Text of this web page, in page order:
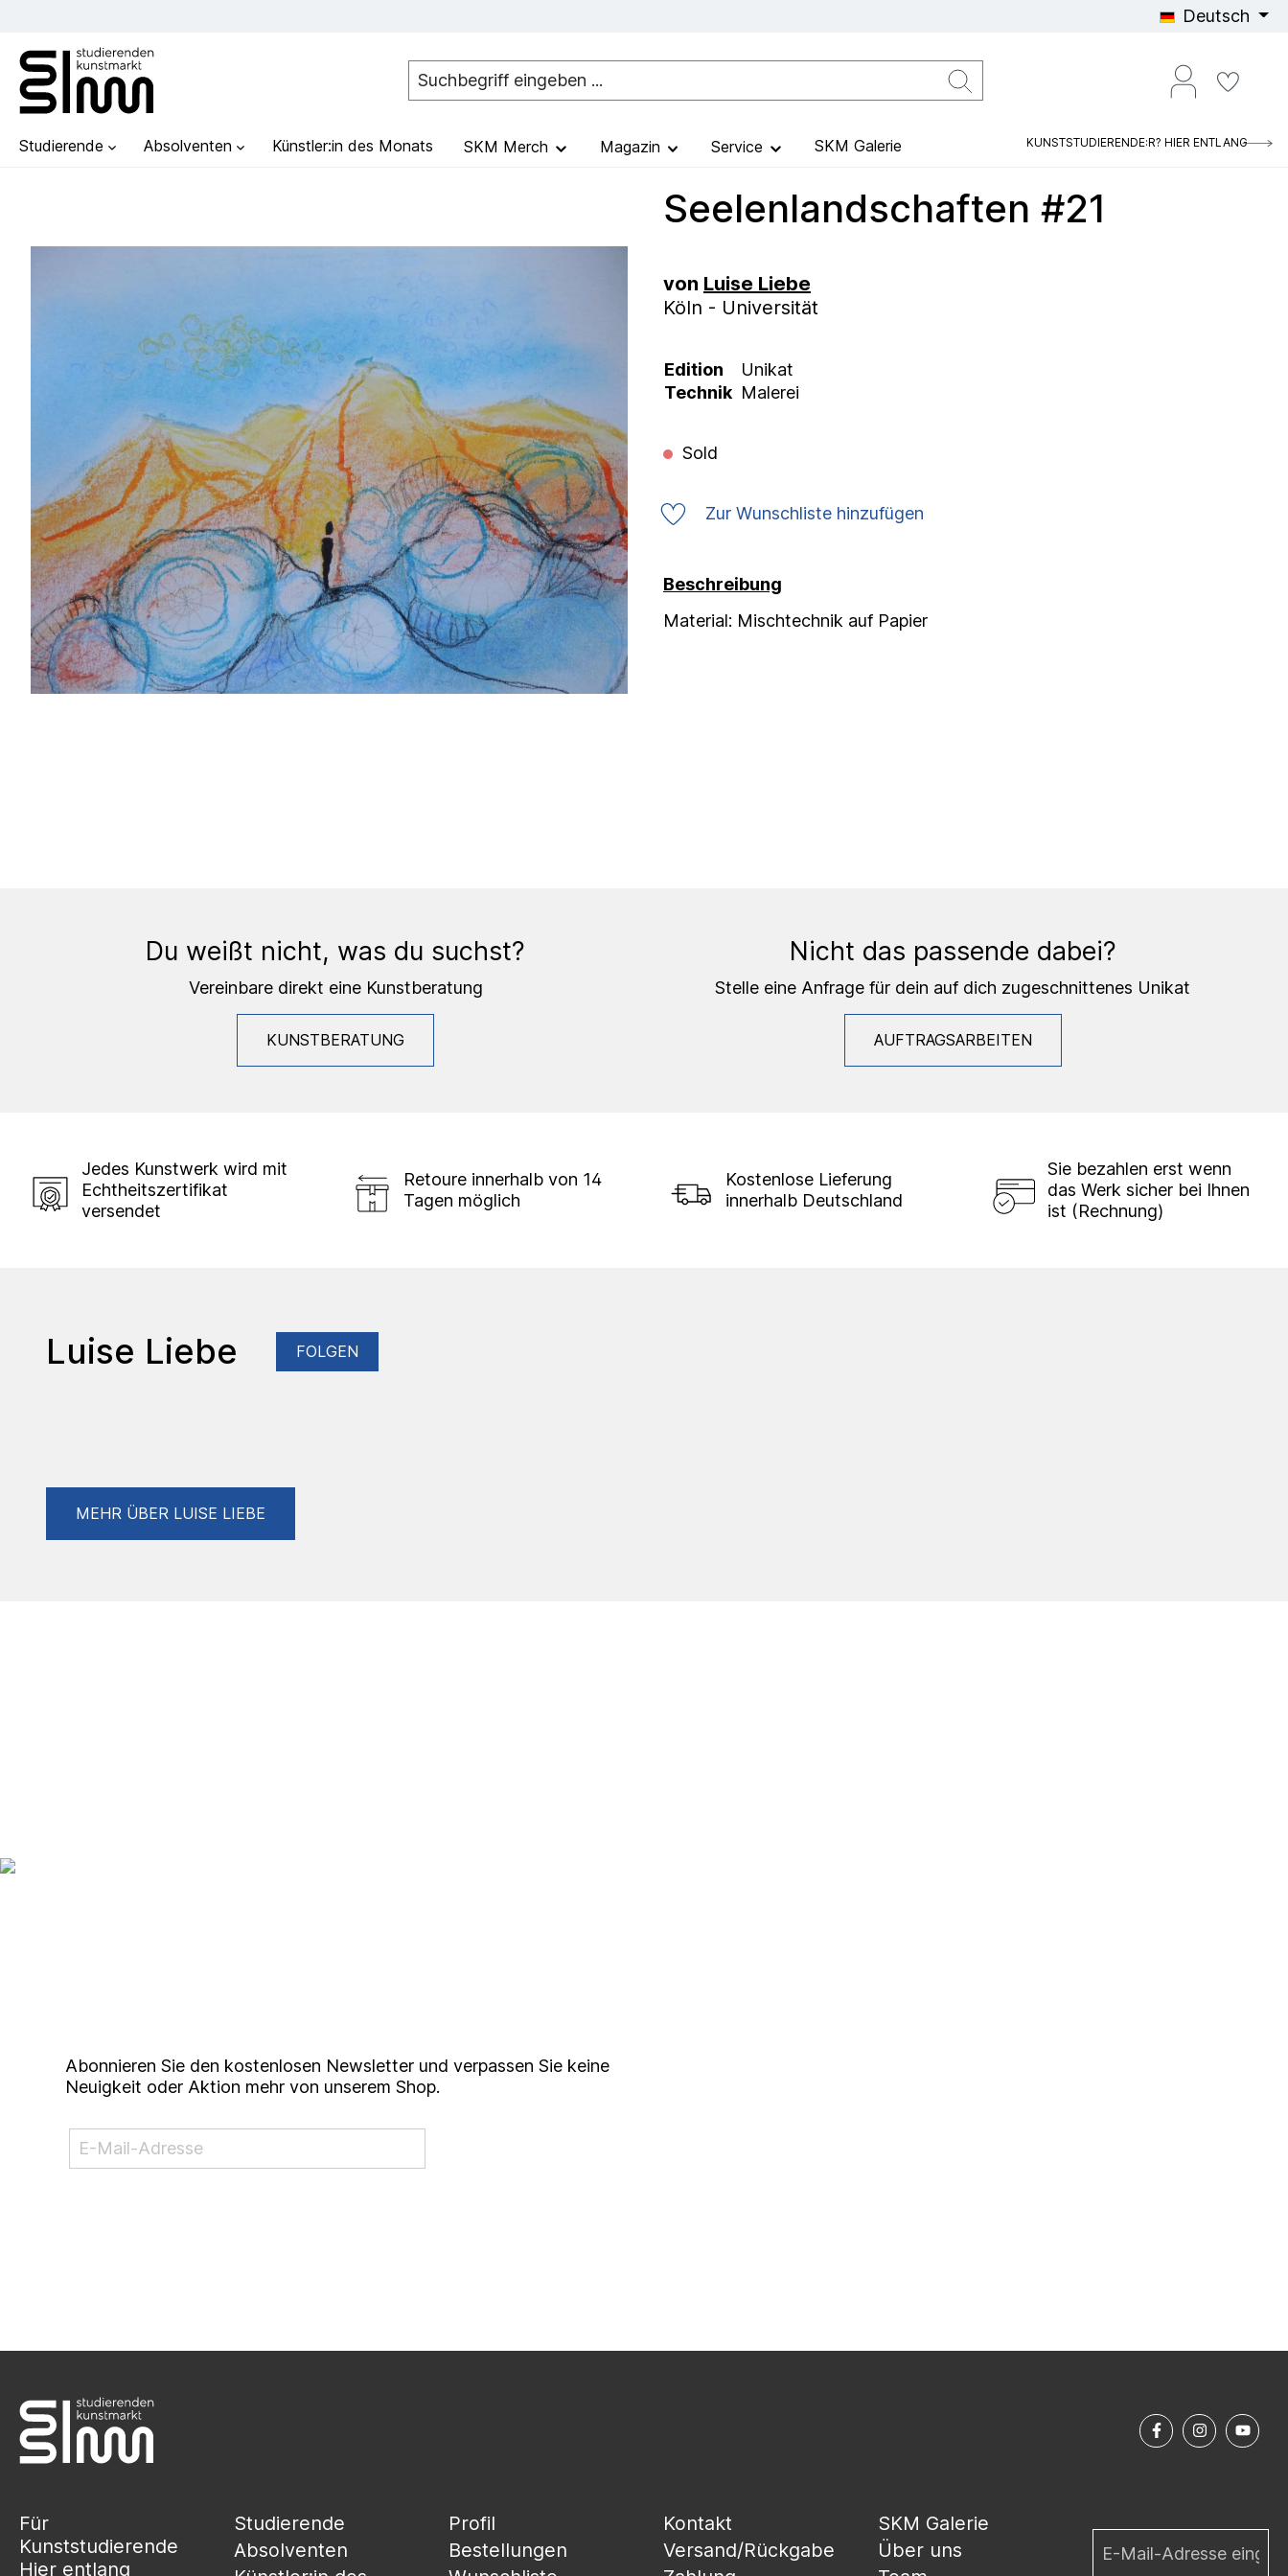
Deutsch
Studierende Absolventen Künstler:in des Monats SKM Merch Magazin Service SKM Galerie KUNSTSTUDIERENDE:R? HIER ENTLANG
Seelenlandschaften #21
von Luise Liebe
Köln - Universität
Edition
Unikat
Technik Malerei
Sold
Zur Wunschliste hinzufügen
Beschreibung
Material: Mischtechnik auf Papier
Du weißt nicht, was du suchst?
Vereinbare direkt eine Kunstberatung
KUNSTBERATUNG
Nicht das passende dabei?
Stelle eine Anfrage für dein auf dich zugeschnittenes Unikat
AUFTRAGSARBEITEN
Jedes Kunstwerk wird mit
Echtheitszertifikat
versendet
Retoure innerhalb von 14
Tagen möglich
Kostenlose Lieferung
innerhalb Deutschland
Sie bezahlen erst wenn
das Werk sicher bei Ihnen
ist (Rechnung)
Luise Liebe FOLGEN
MEHR ÜBER LUISE LIEBE
Abonnieren Sie den kostenlosen Newsletter und verpassen Sie keine
Neuigkeit oder Aktion mehr von unserem Shop.
Für
Kunststudierende
Hier entlang
Studierende
Absolventen
Profil
Bestellungen
Kontakt
Versand/Rückgabe
SKM Galerie
Über uns